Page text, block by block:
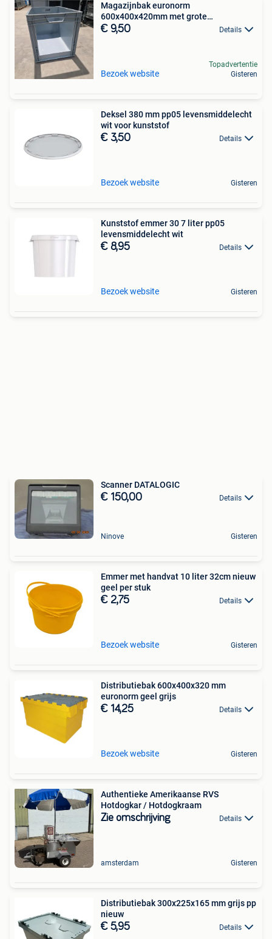
Magazijnbak euronorm
600x400x420mm met grote
grijpopening
€ 9,50 Details
Bezoek website
Topadvertentie
Gisteren
Deksel 380 mm pp05 levensmiddelecht
wit voor kunststof
€ 3,50 Details
Bezoek website Gisteren
Kunststof emmer 30 7 liter pp05
levensmiddelecht wit
€ 8,95 Details
Bezoek website Gisteren
Scanner DATALOGIC
€ 150,00 Details
Ninove Gisteren
Emmer met handvat 10 liter 32cm nieuw
geel per stuk
€ 2,75 Details
Bezoek website Gisteren
Distributiebak 600x400x320 mm
euronorm geel grijs
€ 14,25 Details
Bezoek website Gisteren
Authentieke Amerikaanse RVS
Hotdogkar / Hotdogkraam
Zie omschrijving Details
amsterdam Gisteren
Distributiebak 300x225x165 mm grijs pp
nieuw
€ 5,95 Details